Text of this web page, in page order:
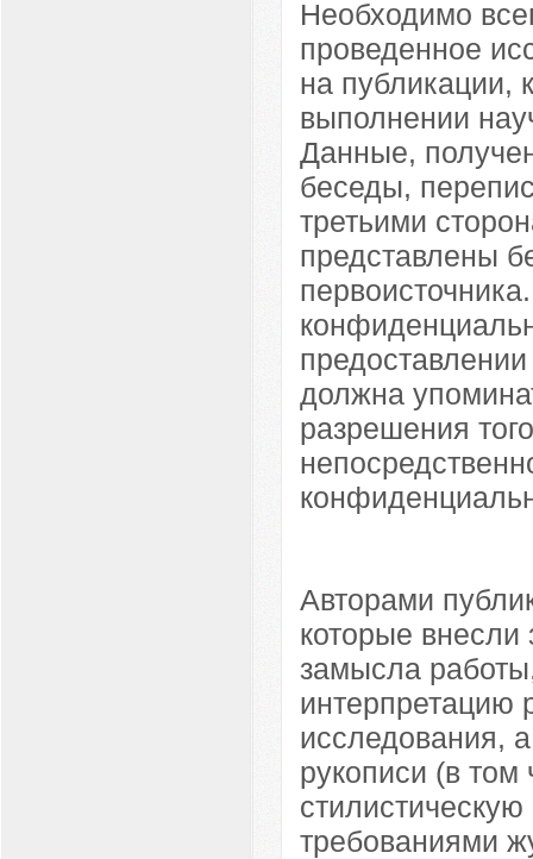
Необходимо
проведенное
на публикации,
выполнении
Данные,
беседы,
третьими
представлены
должна
разрешения
Авторами
которые
замысла
интерпретацию
исследования,
рукописи (в
требованиями